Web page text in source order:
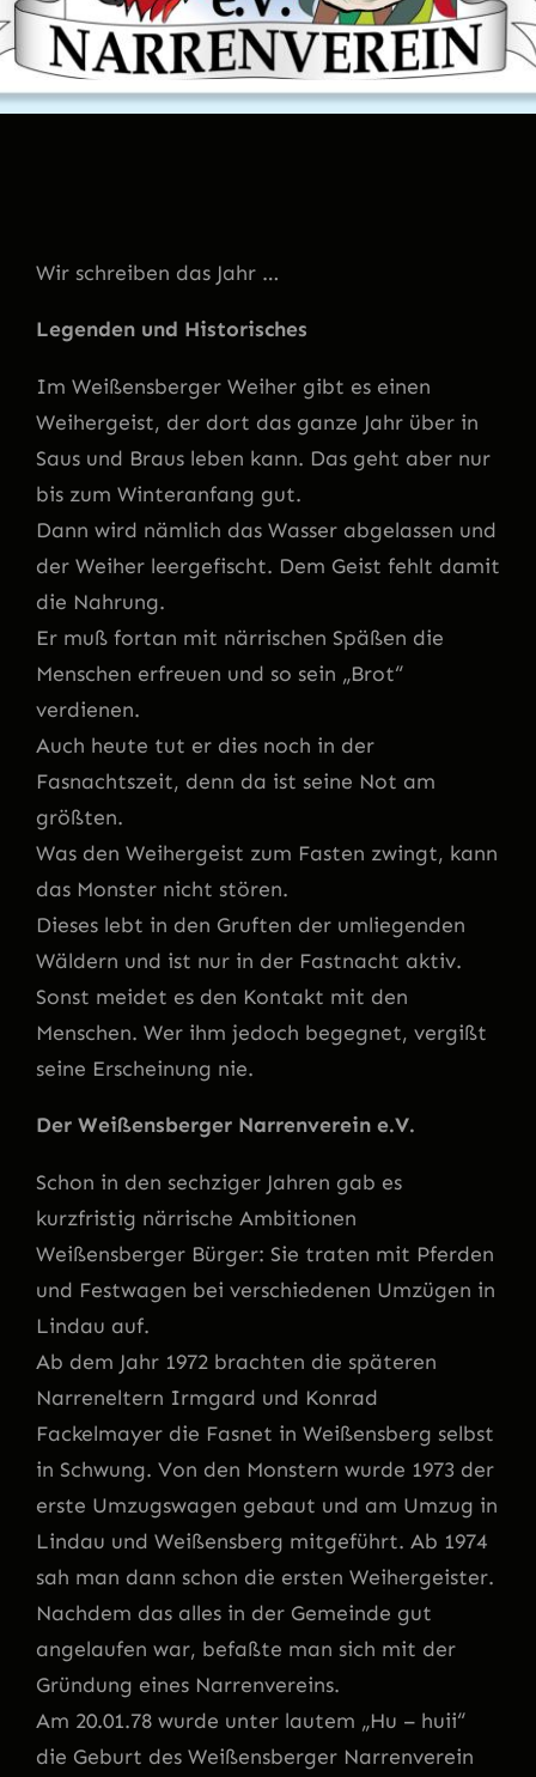
Wir schreiben das Jahr …
Legenden und Historisches
Im Weißensberger Weiher gibt es einen
Weihergeist, der dort das ganze Jahr über in
Saus und Braus leben kann. Das geht aber nur
bis zum Winteranfang gut.
Dann wird nämlich das Wasser abgelassen und
der Weiher leergefischt. Dem Geist fehlt damit
die Nahrung.
Er muß fortan mit närrischen Späßen die
Menschen erfreuen und so sein „Brot“
verdienen.
Auch heute tut er dies noch in der
Fasnachtszeit, denn da ist seine Not am
größten.
Was den Weihergeist zum Fasten zwingt, kann
das Monster nicht stören.
Dieses lebt in den Gruften der umliegenden
Wäldern und ist nur in der Fastnacht aktiv.
Sonst meidet es den Kontakt mit den
Menschen. Wer ihm jedoch begegnet, vergißt
seine Erscheinung nie.
Der Weißensberger Narrenverein e.V.
Schon in den sechziger Jahren gab es
kurzfristig närrische Ambitionen
Weißensberger Bürger: Sie traten mit Pferden
und Festwagen bei verschiedenen Umzügen in
Lindau auf.
Ab dem Jahr 1972 brachten die späteren
Narreneltern Irmgard und Konrad
Fackelmayer die Fasnet in Weißensberg selbst
in Schwung. Von den Monstern wurde 1973 der
erste Umzugswagen gebaut und am Umzug in
Lindau und Weißensberg mitgeführt. Ab 1974
sah man dann schon die ersten Weihergeister.
Nachdem das alles in der Gemeinde gut
angelaufen war, befaßte man sich mit der
Gründung eines Narrenvereins.
Am 20.01.78 wurde unter lautem „Hu – huii“
die Geburt des Weißensberger Narrenverein